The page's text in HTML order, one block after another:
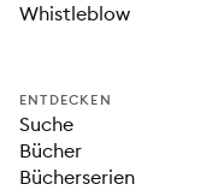
Whistleblow
ENTDECKEN
Suche
Bücher
Bücherserien